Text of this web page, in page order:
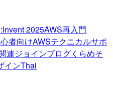
2025AWS再入門
者向けAWSテクニカルサポ
連ジョインブログくらめそ
インThai